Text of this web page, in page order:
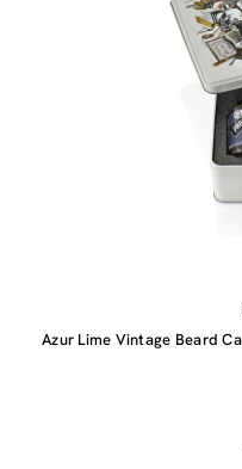
Azur Lime Vintage Beard